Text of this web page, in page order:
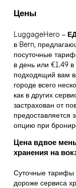
Цены
LuggageHero –
в Bern,
посуточные
в день или €1.49
подходящий вам
городе всего
как в других
застрахован от
предоставляется
опцию при
Цена вдвое
хранения на
Суточные тарифы
дороже сервиса